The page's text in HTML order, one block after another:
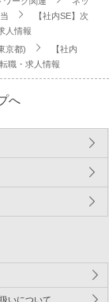
【社内SE】次
人情報
京都)
【社内
職・求人情報
へ
いについて